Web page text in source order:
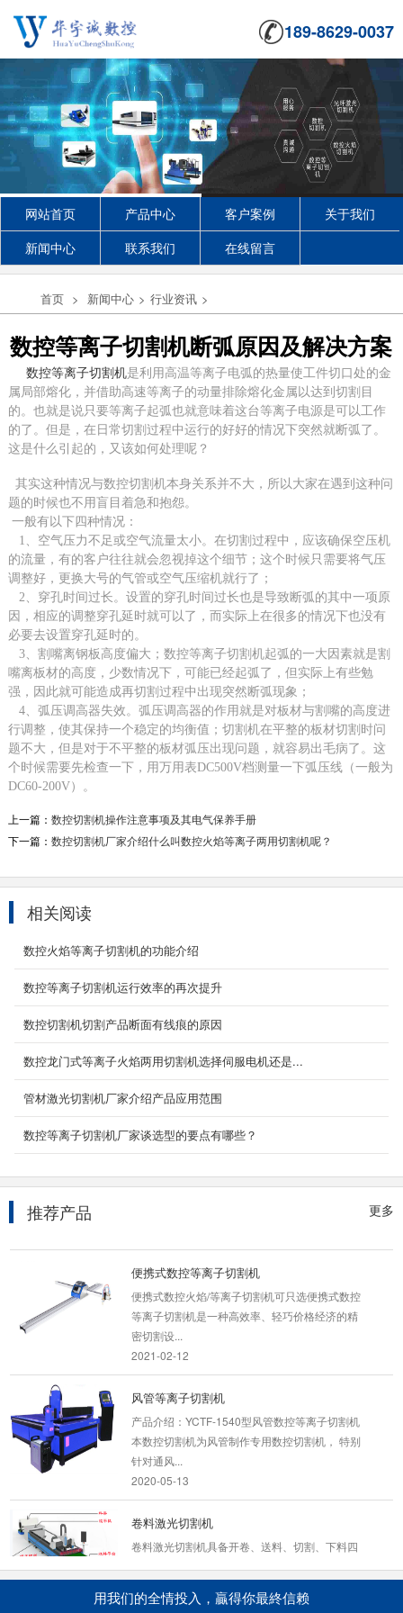
189-8629-0037
网站首页 产品中心 客户案例
关于我们
新闻中心
联系我们 在线留言
首页 > 新闻中心 > 行业资讯 >
数控等离子切割机断弧原因及解决方案
数控等离子切割机是利用高温等离子电弧的热量使工件切口处的金
属局部熔化，并借助高速等离子的动量排除熔化金属以达到切割目
的。也就是说只要等离子起弧也就意味着这台等离子电源是可以工作
的了。但 是，在日常切割过程中运行的好好的情况下突然就断弧了。
这是什么引起的 ，又该如何处理呢？
其实这种情况与数控切割机本身关系并不大，所以大家在遇到这种问
题的时候也不用盲目着急和抱怨。
一般有以下四种情况：
1、空气压力不足或空气流量太小。在切割过程中，应该确保空压机
的流量，有的客户往往就会忽视掉这个细节；这个时候只需要将气压
调整好，更换大号的气管或空气压缩机就行了；
2、穿孔时间过长。设置的穿孔时间过长也是导致断弧的其中一项原
因，相应的调整穿孔延时就可以了，而实际上在很多的情况下也没有
必要去设置穿孔延时的。
3、割嘴离钢板高度偏大；数控等离子切割机起弧的一大因素就是割
嘴离板材的高度，少数情况下，可能已经起弧了，但实际上有些勉
强，因此就可能造成再切割过程中出现突然断弧现象；
4、弧压调高器失效。弧压调高器的作用就是对板材与割嘴的高度进
行调整，使其保持一个稳定的均衡值；切割机在平整的板材切割时问
题不大，但是对于不平整的板材弧压出现问题，就容易出毛病了。这
个时候需要先检查一下，用万用表DC500V档测量一下弧压线（一般为
DC60-200V）。
上一篇： 数控切割机操作注意事项及其电气保养手册
下一篇： 数控切割机厂家介绍什么叫数控火焰等离子两用切割机呢？
相关阅读
数控火焰等离子切割机的功能介绍
数控等离子切割机运行效率的再次提升
数控切割机切割产品断面有线痕的原因
数控龙门式等离子火焰两用切割机选择伺服电机还是...
管材激光切割机厂家介绍产品应用范围
数控等离子切割机厂家谈选型的要点有哪些？
更多
推荐产品
五轴四联动坡口相贯线切割机
轴4联动数控相贯线切割机,等离子相贯线数控切
2020-05-29
便携式数控切割机
子切割机 ...
数控精细等离子切割机
一、设备简介该型数控精细等离子切割机为台式
龙门结构，采用双边驱动，具有人机界面，操作
简单，惯性小...
2020-05-29
重型龙门式数控切割机
的精密切割。它是一种高效节能的切割下料设
便携式数控等离子切割机
便携式数控火焰/等离子切割机可只选便携式数控
等离子切割机是一种高效率、轻巧价格经济的精
密切割设...
2021-02-12
风管等离子切割机
产品介绍：YCTF-1540型风管数控等离子切割机
本数控切割机为风管制作专用数控切割机， 特别
针对通风...
2020-05-13
卷料激光切割机
卷料激光切割机具备开卷、送料、切割、下料四
...
2022-12-31
用我们的全情投入，贏得你最終信赖